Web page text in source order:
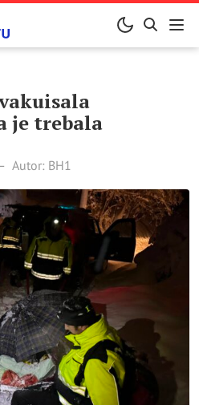
je trebala
Autor: BH1